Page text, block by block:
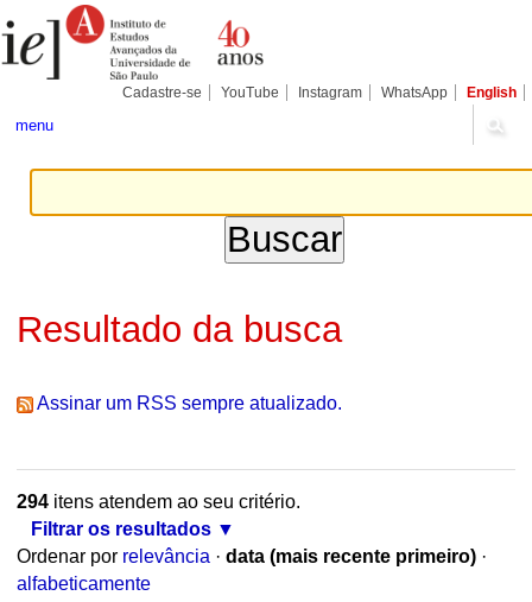
para
conteúdo.
Pessoais
Cadastre-se YouTube Instagram WhatsApp English
menu
Resultado da busca
Assinar um RSS sempre atualizado.
294itens atendem ao seu critério.
Filtrar os resultados
Ordenar por relevância · data (mais recente primeiro) ·
alfabeticamente